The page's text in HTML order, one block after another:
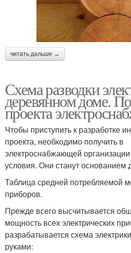
читать дальше →
Схема разводки
деревянном доме.
проекта
Чтобы приступить к разработке
проекта, необходимо получить в
электроснабжающей
условия. Они станут основанием
Таблица средней потребляемой
приборов.
Прежде всего высчитывается
мощность всех электрических
разрабатывается схема
руками: